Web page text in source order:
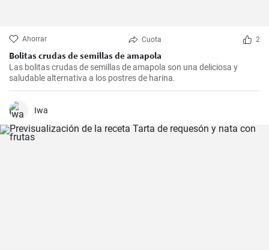
Ahorrar Cuota 2
Bolitas crudas de semillas de amapola
Las bolitas crudas de semillas de amapola son una deliciosa y
saludable alternativa a los postres de harina.
Iwa